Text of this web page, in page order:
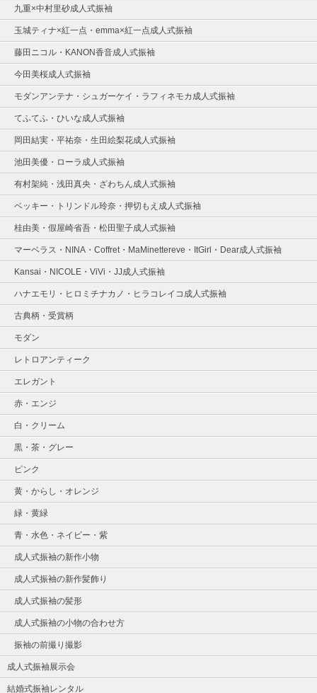
九重×中村里砂成人式振袖
玉城ティナ×紅一点・emma×紅一点成人式振袖
藤田ニコル・KANON香音成人式振袖
今田美桜成人式振袖
モダンアンテナ・シュガーケイ・ラフィネモカ成人式振袖
てふてふ・ひいな成人式振袖
岡田結実・平祐奈・生田絵梨花成人式振袖
池田美優・ローラ成人式振袖
有村架純・浅田真央・ざわちん成人式振袖
ベッキー・トリンドル玲奈・押切もえ成人式振袖
桂由美・假屋崎省吾・松田聖子成人式振袖
マーベラス・NINA・Coffret・MaMinettereve・ItGirl・Dear成人式振袖
Kansai・NICOLE・ViVi・JJ成人式振袖
ハナエモリ・ヒロミチナカノ・ヒラコレイコ成人式振袖
古典柄・受賞柄
モダン
レトロアンティーク
エレガント
赤・エンジ
白・クリーム
黒・茶・グレー
ピンク
黄・からし・オレンジ
緑・黄緑
青・水色・ネイビー・紫
成人式振袖の新作小物
成人式振袖の新作髪飾り
成人式振袖の髪形
成人式振袖の小物の合わせ方
振袖の前撮り撮影
成人式振袖展示会
結婚式振袖レンタル